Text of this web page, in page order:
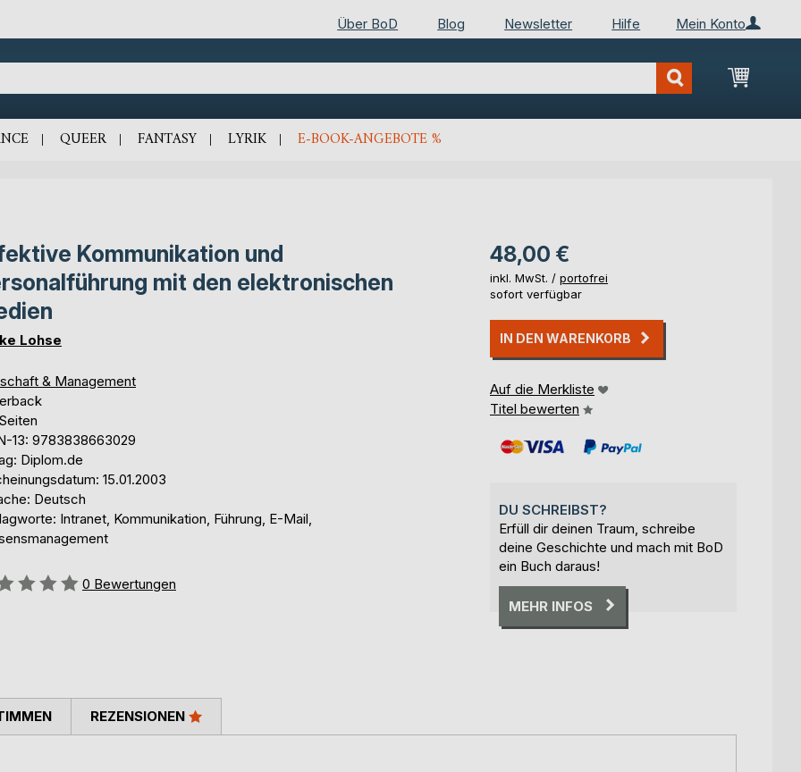
Mein Konto
Über BoD Blog Newsletter Hilfe
Mein
QUEER FANTASY LYRIK E-BOOK-ANGEBOTE %
Kommunikation und
mit den elektronischen
Lohse
& Management
13: 9783838663029
Diplom.de
15.01.2003
Deutsch
Intranet, Kommunikation, Führung, E-Mail,
0 Bewertungen
48,00 €
inkl. MwSt. / portofrei
sofort verfügbar
IN DEN WARENKORB
Auf die Merkliste
Titel bewerten
DU SCHREIBST?
Erfüll dir deinen Traum, schreibe
deine Geschichte und mach mit BoD
ein Buch daraus!
MEHR INFOS
REZENSIONEN